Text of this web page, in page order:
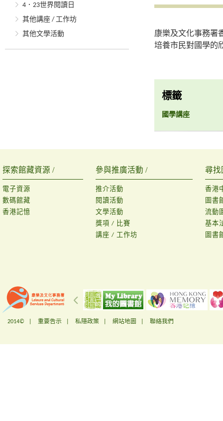
4．23世界閱讀日
其他講座 / 工作坊
其他文學活動
康樂及文化事務署
培養市民對國學的
標籤
國學講座
探索館藏資源 /
電子資源
數碼館藏
香港記憶
參與推廣活動 /
推介活動
閱讀活動
文學活動
獎項 / 比賽
講座 / 工作坊
尋找
香港
圖書
流動
基本
圖書
2014© | 重要告示 私隱政策 網站地圖 聯絡我們